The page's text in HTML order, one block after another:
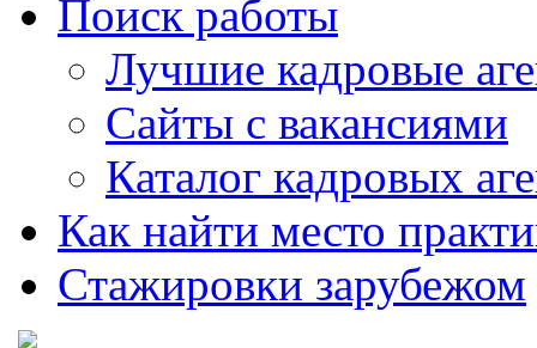
Поиск работы
Лучшие кадровые
Сайты с вакансиями
Каталог кадровых
Как найти место
Стажировки зарубежом